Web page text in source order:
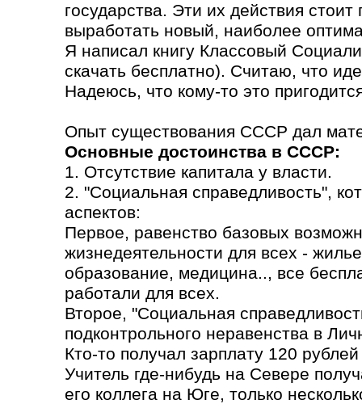
государства. Эти их действия
выработать новый, наиболее
Я написал книгу Классовый
скачать бесплатно). Считаю, что
Надеюсь, что кому-то это
Опыт существования СССР дал
Основные достоинства в СССР:
1. Отсутствие капитала у власти.
2. "Социальная справедливость",
аспектов:
Первое, равенство базовых
жизнедеятельности для всех -
образование, медицина.., все
работали для всех.
Второе, "Социальная
подконтрольного неравенства в
Кто-то получал зарплату 120
Учитель где-нибудь на Севере
его коллега на Юге, только